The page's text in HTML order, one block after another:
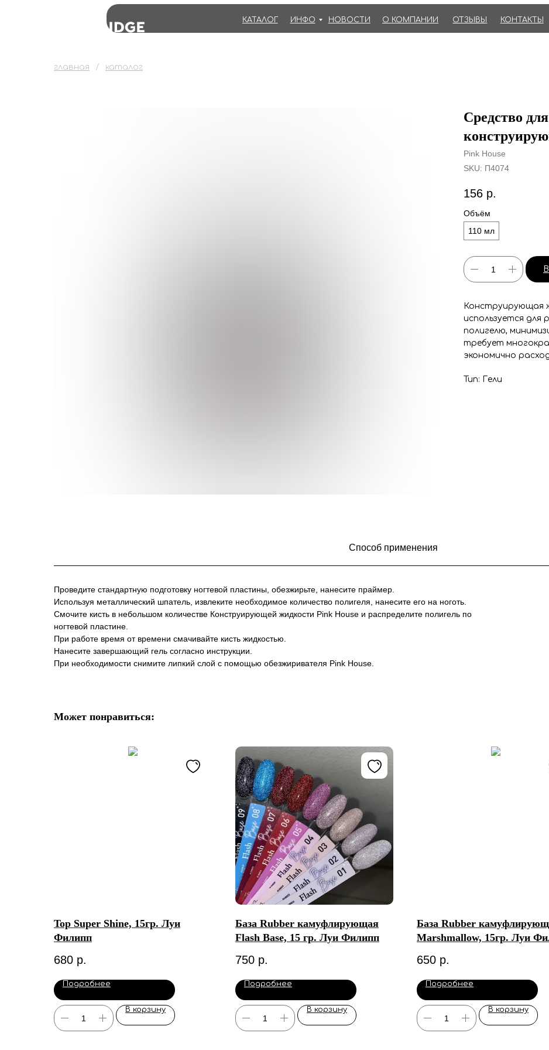
КАТАЛОГ ИНФО НОВОСТИ О КОМПАНИИ ОТЗЫВЫ КОНТАКТЫ
главная каталог
Средство
Pink House
SKU: П4074
156 р.
Объём
110 мл
Конструирующая
используется для
полигелю,
требует
экономично
Тип: Гели
Способ применения
Проведите стандартную подготовку ногтевой пластины, обезжирьте, нанесите праймер.
Используя металлический шпатель, извлеките необходимое количество полигеля, нанесите его на ноготь.
Смочите кисть в небольшом количестве Конструирующей жидкости Pink House и распределите полигель по
ногтевой пластине.
При работе время от времени смачивайте кисть жидкостью.
Нанесите завершающий гель согласно инструкции.
При необходимости снимите липкий слой с помощью обезжиривателя Pink House.
Может понравиться:
Top Super Shine, 15гр. Луи
Филипп
680 р.
Подробнее
В корзину
База Rubber камуфлирующая
Flash Base, 15 гр. Луи Филипп
750 р.
Подробнее
В корзину
База Rubber
Marshmallow, 15гр. Луи
650 р.
Подробнее
В корзину